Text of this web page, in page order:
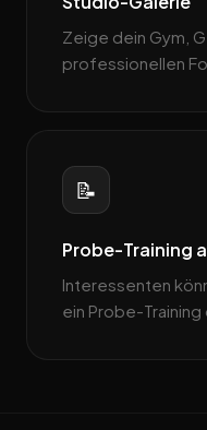
Zeige dein Gym,
professionellen
📝
Probe-Training
Interessenten
ein Probe-